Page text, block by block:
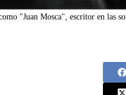
"Juan Mosca", escritor en las